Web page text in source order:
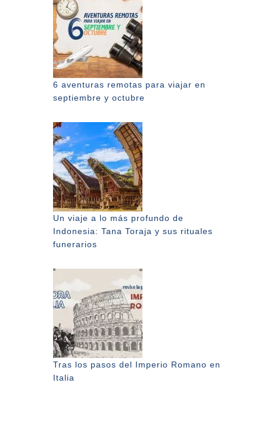
6 aventuras remotas para viajar en
septiembre y octubre
Un viaje a lo más profundo de
Indonesia: Tana Toraja y sus rituales
funerarios
Tras los pasos del Imperio Romano en
Italia